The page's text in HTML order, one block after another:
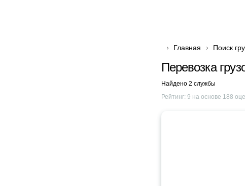
Главная Поиск
Перевозка
Найдено 2 службы
Рейтинг: 9 на основе 188